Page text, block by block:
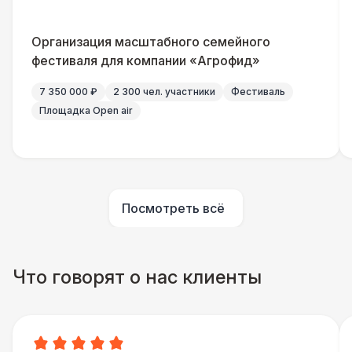
Организация масштабного семейного
фестиваля для компании «Агрофид»
7 350 000 ₽ 2 300 чел. участники
Фестиваль
Площадка Open air
Посмотреть всё
Что говорят о нас клиенты